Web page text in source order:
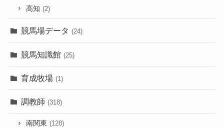
高知 (2)
競馬場データ (24)
競馬知識館 (25)
育成牧場 (1)
調教師 (318)
南関東 (128)